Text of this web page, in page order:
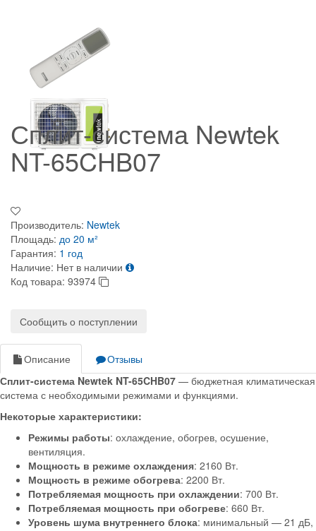
Сплит-система Newtek
NT-65CHB07
Производитель: Newtek
Площадь: до 20 м²
Гарантия: 1 год
Наличие: Нет в наличии
Код товара: 93974
Сообщить о поступлении
Описание
Отзывы
Сплит-система Newtek NT-65CHB07 — бюджетная климатическая
система с необходимыми режимами и функциями.
Некоторые характеристики:
Режимы работы: охлаждение, обогрев, осушение,
вентиляция.
Мощность в режиме охлаждения: 2160 Вт.
Мощность в режиме обогрева: 2200 Вт.
Потребляемая мощность при охлаждении: 700 Вт.
Потребляемая мощность при обогреве: 660 Вт.
Уровень шума внутреннего блока: минимальный — 21 дБ,